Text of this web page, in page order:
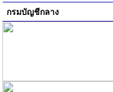
กรมบัญชีกลาง